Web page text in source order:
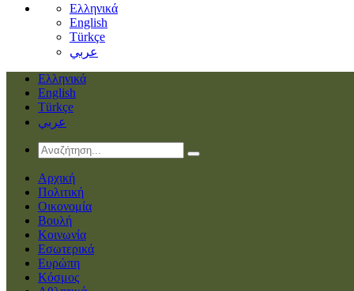
Ελληνικά
English
Türkçe
عربي
Ελληνικά
English
Türkçe
عربي
Αρχική
Πολιτική
Οικονομία
Βουλή
Κοινωνία
Εσωτερικά
Ευρώπη
Κόσμος